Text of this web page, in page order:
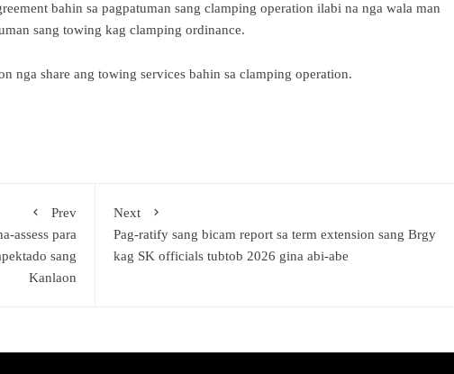
bahin sa pagpatuman sang clamping operation ilabi na nga wala man
sang towing kag clamping ordinance.
nga share ang towing services bahin sa clamping operation.
Prev
assess para
sang
Kanlaon
Next
Pag-ratify sang bicam report sa term extension sang Brgy
kag SK officials tubtob 2026 gina abi-abe